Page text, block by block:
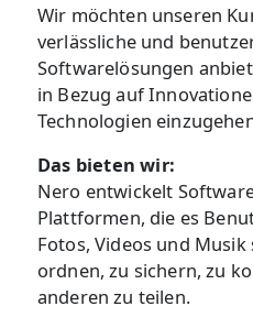
Wir möchten unseren
verlässliche und
Softwarelösungen
in Bezug auf
Technologien
Das bieten wir:
Nero entwickelt
Plattformen, die es
Fotos, Videos und
ordnen, zu sichern, zu
anderen zu teilen.